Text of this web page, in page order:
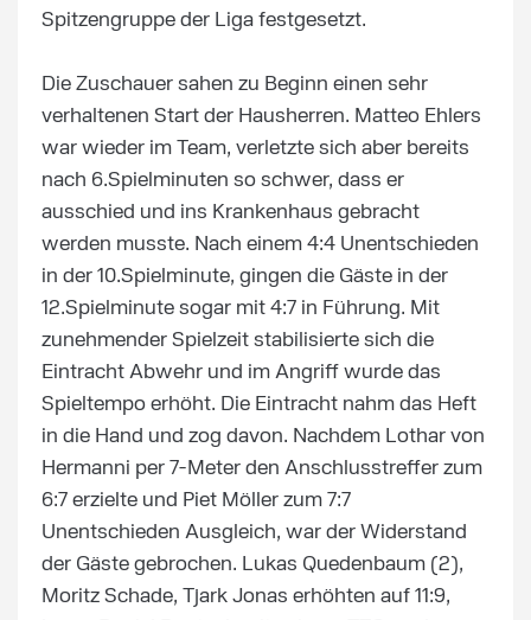
Spitzengruppe der Liga festgesetzt.
Die Zuschauer sahen zu Beginn einen sehr
verhaltenen Start der Hausherren. Matteo Ehlers
war wieder im Team, verletzte sich aber bereits
nach 6.Spielminuten so schwer, dass er
ausschied und ins Krankenhaus gebracht
werden musste. Nach einem 4:4 Unentschieden
in der 10.Spielminute, gingen die Gäste in der
12.Spielminute sogar mit 4:7 in Führung. Mit
zunehmender Spielzeit stabilisierte sich die
Eintracht Abwehr und im Angriff wurde das
Spieltempo erhöht. Die Eintracht nahm das Heft
in die Hand und zog davon. Nachdem Lothar von
Hermanni per 7-Meter den Anschlusstreffer zum
6:7 erzielte und Piet Möller zum 7:7
Unentschieden Ausgleich, war der Widerstand
der Gäste gebrochen. Lukas Quedenbaum (2),
Moritz Schade, Tjark Jonas erhöhten auf 11:9,